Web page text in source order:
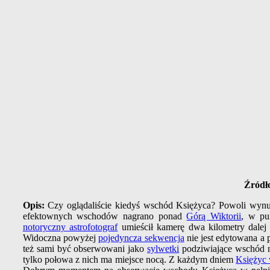
Opis:Czy oglądaliście kiedyś wschód Księżyca? Powoli
efektownych wschodów nagrano ponadGórą Wiktorii, w
notoryczny astrofotografumieścił kamerę dwa kilometry
Widoczna powyżejpojedyncza sekwencja nie jest edytowana
też sami być obserwowani jakosylwetki podziwiające wschód
tylko połowa z nich ma miejsce nocą. Z każdym dniemKsiężyc